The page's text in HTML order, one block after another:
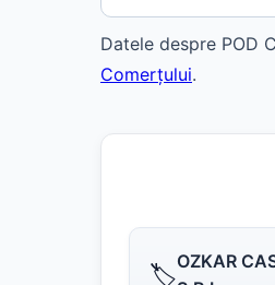
Datele despre POD
Comerțului.
🏷️OZKAR